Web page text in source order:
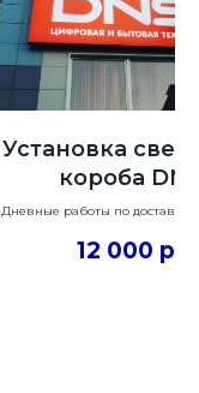
Установка
короба
150х350см
Дневные работы по доставке,
вывески с применением
высоте 8-9 метров. Стоимость
12 000 р.